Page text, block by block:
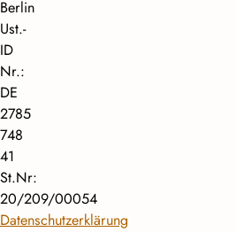
Berlin
Ust.-
ID
Nr.:
DE
2785
748
41
St.Nr:
20/209/00054
Datenschutzerklärung